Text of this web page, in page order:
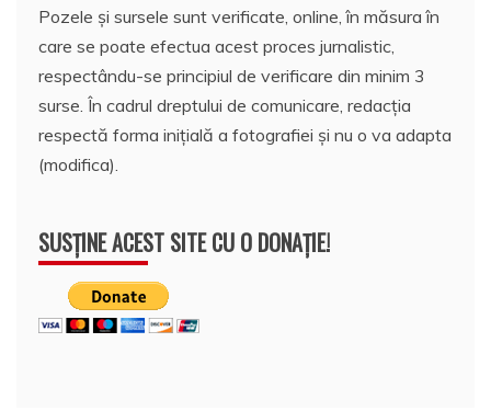
Pozele și sursele sunt verificate, online, în măsura în
care se poate efectua acest proces jurnalistic,
respectându-se principiul de verificare din minim 3
surse. În cadrul dreptului de comunicare, redacția
respectă forma inițială a fotografiei și nu o va adapta
(modifica).
SUSȚINE ACEST SITE CU O DONAȚIE!